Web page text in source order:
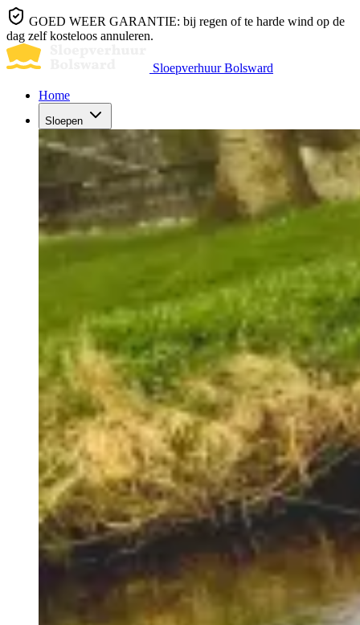
GOED WEER GARANTIE: bij regen of te harde wind op de
dag zelf kosteloos annuleren.
Sloepverhuur Bolsward
Home
Sloepen